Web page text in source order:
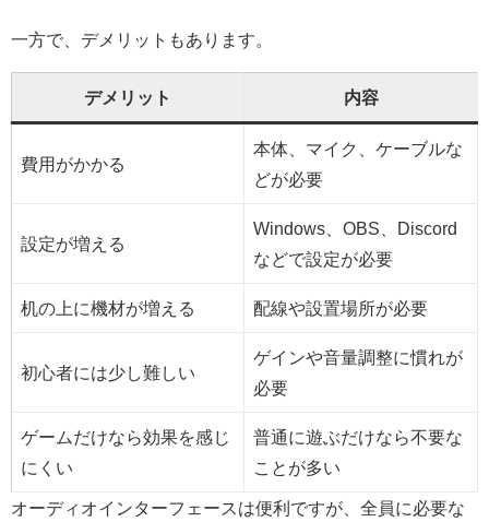
一方で、デメリットもあります。
デメリット 内容
費用がかかる
本体、マイク、ケーブルな
どが必要
設定が増える
Windows、OBS、Discord
などで設定が必要
机の上に機材が増える 配線や設置場所が必要
初心者には少し難しい
ゲインや音量調整に慣れが
必要
ゲームだけなら効果を感じ
にくい
普通に遊ぶだけなら不要な
ことが多い
オーディオインターフェースは便利ですが、全員に必要な